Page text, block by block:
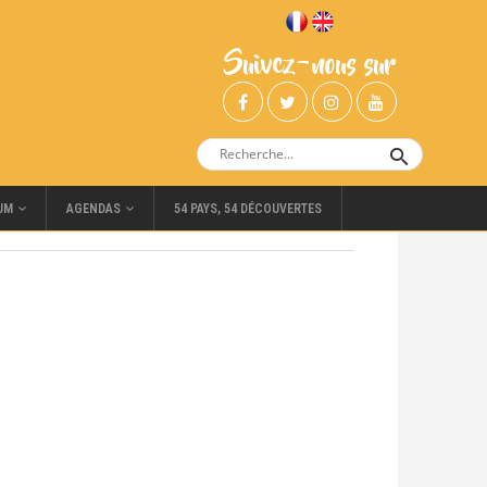
Suivez-nous sur
AGENDAS 54 PAYS, 54 DÉCOUVERTES